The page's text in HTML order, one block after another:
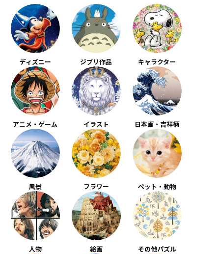
ディズニー ジブリ作品 キャラクター
アニメ・ゲーム イラスト 日本画・吉祥柄
風景 フラワー ペット・動物
人物 絵画 その他パズル